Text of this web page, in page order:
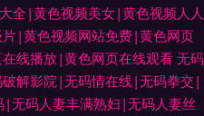
全|黄色视频美女|黄色视频人人
|黄色视频网站免费|黄色网页
线播放|黄色网页在线观看 无码
解影院|无码情在线|无码拳交|
无码人妻丰满熟妇|无码人妻丝